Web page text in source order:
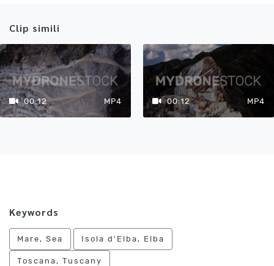
Clip simili
00:12 MP4 00:12 MP4
Keywords
Mare, Sea Isola d'Elba, Elba
Toscana, Tuscany